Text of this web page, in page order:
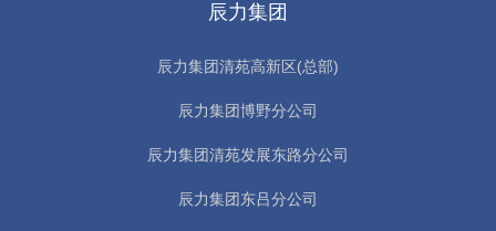
辰力集团
辰力集团清苑高新区(总部)
辰力集团博野分公司
辰力集团清苑发展东路分公司
辰力集团东吕分公司